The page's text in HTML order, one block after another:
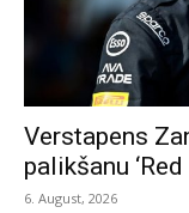
Verstapens
palikšanu
6. August, 2026